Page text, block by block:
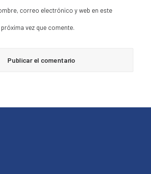
correo electrónico y web en este
vez que comente.